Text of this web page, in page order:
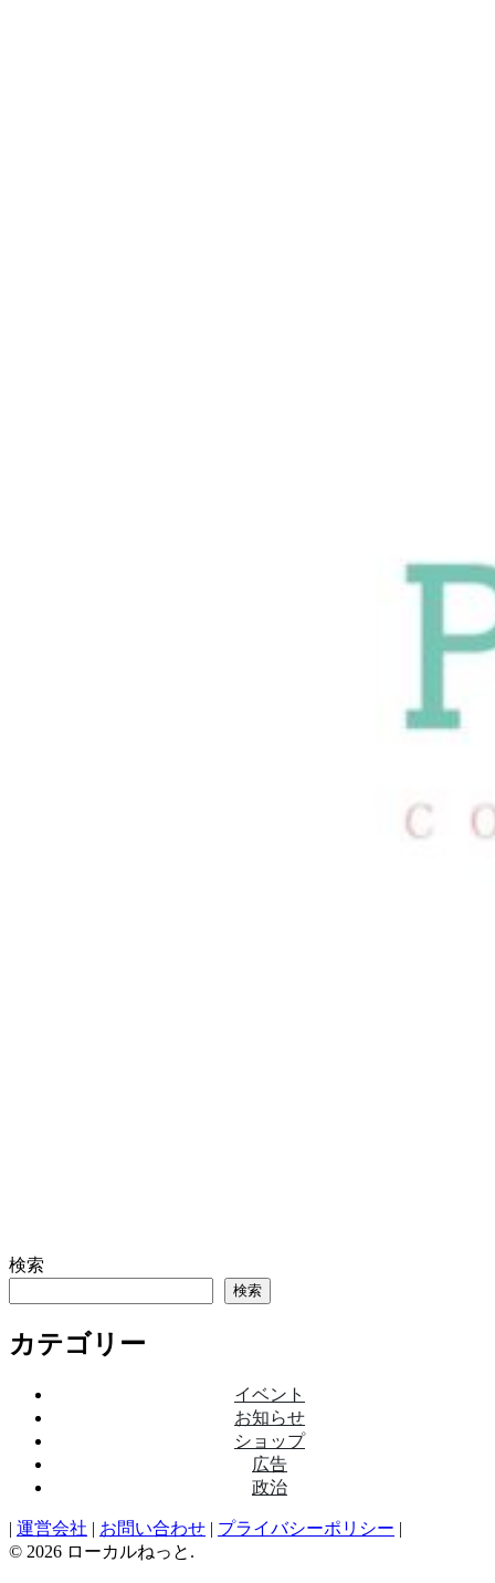
検索
検索
カテゴリー
イベント
お知らせ
ショップ
広告
政治
| 運営会社 | お問い合わせ | プライバシーポリシー |
© 2026 ローカルねっと.